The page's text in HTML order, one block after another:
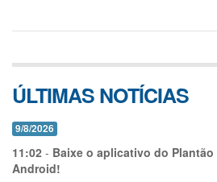
ÚLTIMAS NOTÍCIAS
9/8/2026
11:02 - Baixe o aplicativo do Plantão
Android!